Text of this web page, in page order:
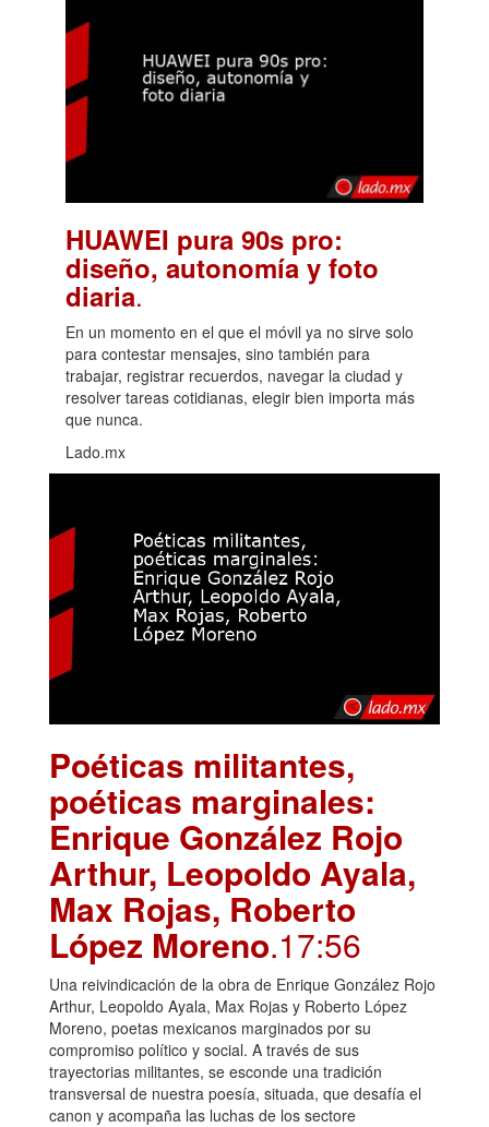
HUAWEI pura 90s pro:
diseño, autonomía y foto
diaria.
En un momento en el que el móvil ya no sirve solo
para contestar mensajes, sino también para
trabajar, registrar recuerdos, navegar la ciudad y
resolver tareas cotidianas, elegir bien importa más
que nunca.
Lado.mx
Poéticas militantes,
poéticas marginales:
Enrique González Rojo
Arthur, Leopoldo Ayala,
Max Rojas, Roberto
López Moreno.17:56
Una reivindicación de la obra de Enrique González Rojo
Arthur, Leopoldo Ayala, Max Rojas y Roberto López
Moreno, poetas mexicanos marginados por su
compromiso político y social. A través de sus
trayectorias militantes, se esconde una tradición
transversal de nuestra poesía, situada, que desafía el
canon y acompaña las luchas de los sectore